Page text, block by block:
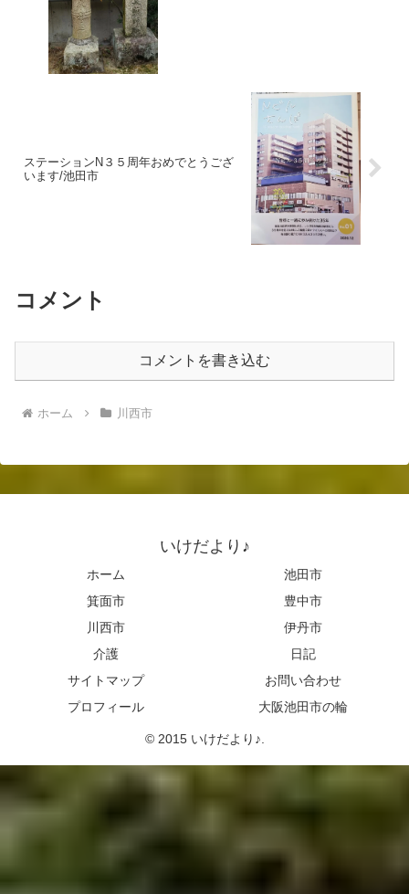
ステーションN３５周年おめでとうござ
います/池田市
コメント
コメントを書き込む
ホーム 川西市
いけだより♪
ホーム
池田市
箕面市
豊中市
川西市
伊丹市
介護
日記
サイトマップ
お問い合わせ
プロフィール
大阪池田市の輪
© 2015 いけだより♪.